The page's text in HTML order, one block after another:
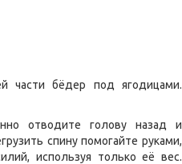
части бёдер под ягодицами.
отводите голову назад и
спину помогайте руками,
используя только её вес.